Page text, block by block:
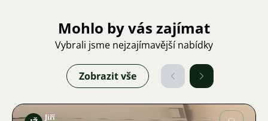
Mohlo by vás zajímat
Vybrali jsme nejzajímavější nabídky
Zobrazit vše
Jiří